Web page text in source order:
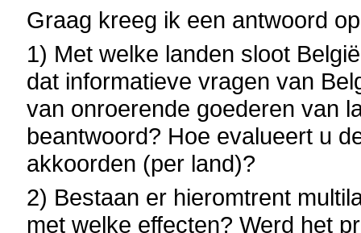
Graag kreeg ik een antwoord
1) Met welke landen sloot
dat informatieve vragen van
van onroerende goederen van
beantwoord? Hoe evalueert u
akkoorden (per land)?
2) Bestaan er hieromtrent
met welke effecten? Werd het